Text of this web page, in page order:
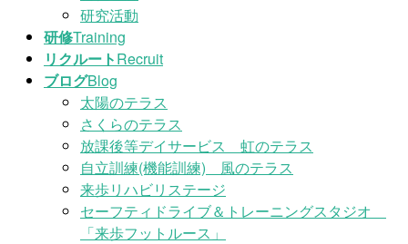
研究活動
研修Training
リクルートRecruit
ブログBlog
太陽のテラス
さくらのテラス
放課後等デイサービス 虹のテラス
自立訓練(機能訓練) 風のテラス
来歩リハビリステージ
セーフティドライブ＆トレーニングスタジオ
「来歩フットルース」